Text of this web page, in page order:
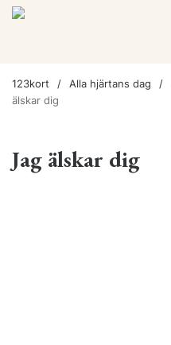
123kort Alla hjärtans dag
älskar dig
Jag älskar dig